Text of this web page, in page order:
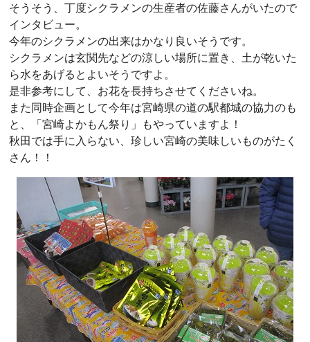
そうそう、丁度シクラメンの生産者の佐藤さんがいたので
インタビュー。
今年のシクラメンの出来はかなり良いそうです。
シクラメンは玄関先などの涼しい場所に置き、土が乾いた
ら水をあげるとよいそうですよ。
是非参考にして、お花を長持ちさせてくださいね。
また同時企画として今年は宮崎県の道の駅都城の協力のも
と、「宮崎よかもん祭り」もやっていますよ！
秋田では手に入らない、珍しい宮崎の美味しいものがたく
さん！！